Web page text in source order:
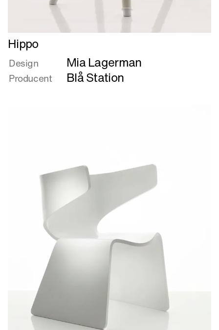
Læs
mere
om
Hippo
Hippo
Design Mia Lagerman
Producent Blå Station